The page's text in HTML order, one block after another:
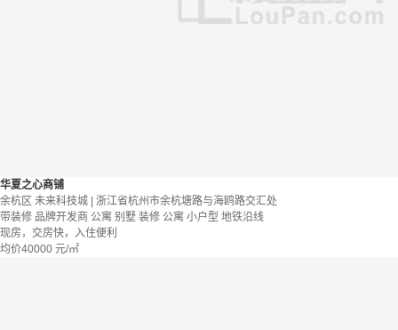
华夏之心商铺
余杭区 未来科技城 | 浙江省杭州市余杭塘路与海鸥路交汇处
带装修 品牌开发商 公寓 别墅 装修 公寓 小户型 地铁沿线
现房，交房快，入住便利
均价40000 元/㎡